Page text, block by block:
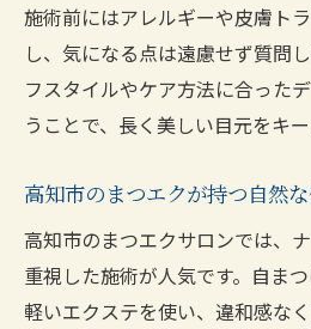
める
まつエク高知市ならで
介
高知市でまつエクの満
まつエク選びを高知市
談
高知市で見つけるまつ
施術前にはアレルギーや皮膚ト
し、気になる点は遠慮せず質問
フスタイルやケア方法に合った
うことで、長く美しい目元をキー
高知市のまつエクが持つ自然
高知市のまつエクサロンでは、
重視した施術が人気です。自ま
軽いエクステを使い、違和感な